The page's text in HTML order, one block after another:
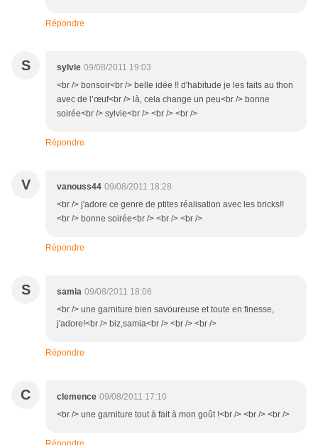
Répondre
S sylvie 09/08/2011 19:03
<br /> bonsoir<br /> belle idée !! d'habitude je les faits au thon
avec de l’œuf<br /> là, cela change un peu<br /> bonne
soirée<br /> sylvie<br /> <br /> <br />
Répondre
V vanouss44 09/08/2011 18:28
<br /> j'adore ce genre de ptites réalisation avec les bricks!!
<br /> bonne soirée<br /> <br /> <br />
Répondre
S samia 09/08/2011 18:06
<br /> une garniture bien savoureuse et toute en finesse,
j'adore!<br /> biz,samia<br /> <br /> <br />
Répondre
C clemence 09/08/2011 17:10
<br /> une garniture tout à fait à mon goût !<br /> <br /> <br />